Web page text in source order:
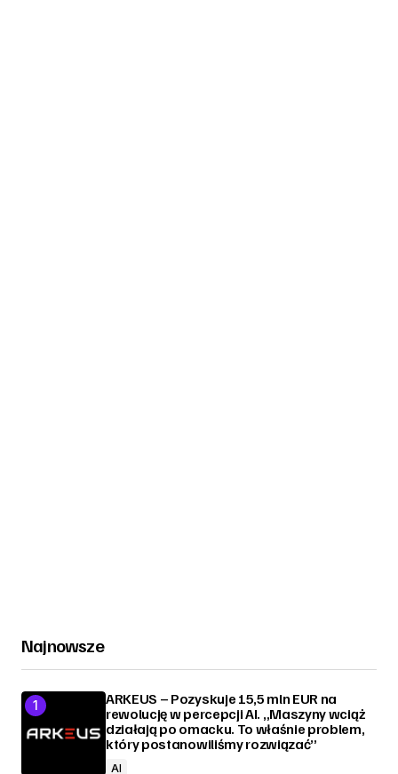
Najnowsze
ARKEUS – Pozyskuje 15,5 mln EUR na
rewolucję w percepcji AI. „Maszyny wciąż
działają po omacku. To właśnie problem,
który postanowiliśmy rozwiązać”
AI